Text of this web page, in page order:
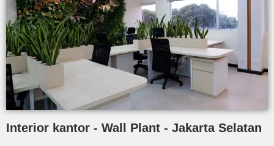
Interior kantor - Wall Plant - Jakarta Selatan